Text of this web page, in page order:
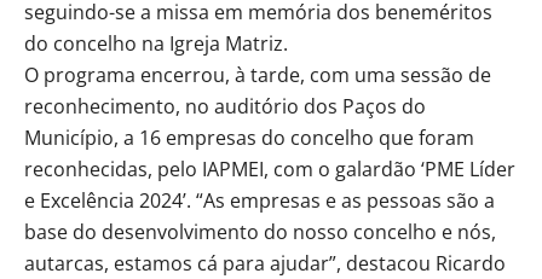
seguindo-se a missa em memória dos beneméritos
do concelho na Igreja Matriz.
O programa encerrou, à tarde, com uma sessão de
reconhecimento, no auditório dos Paços do
Município, a 16 empresas do concelho que foram
reconhecidas, pelo IAPMEI, com o galardão ‘PME Líder
e Excelência 2024’. “As empresas e as pessoas são a
base do desenvolvimento do nosso concelho e nós,
autarcas, estamos cá para ajudar”, destacou Ricardo